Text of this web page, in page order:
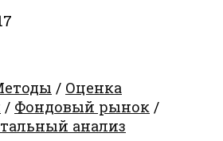
/ Оценка
/ Фондовый рынок /
анализ